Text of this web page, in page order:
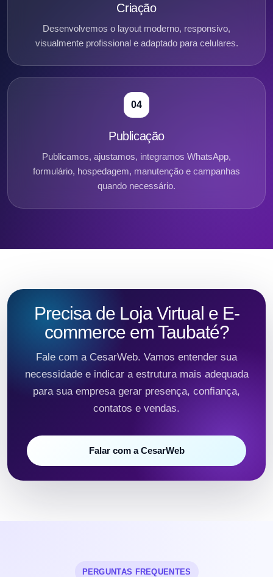
Criação
Desenvolvemos o layout moderno, responsivo,
visualmente profissional e adaptado para celulares.
04
Publicação
Publicamos, ajustamos, integramos WhatsApp,
formulário, hospedagem, manutenção e campanhas
quando necessário.
Precisa de Loja Virtual e E-
commerce em Taubaté?
Fale com a CesarWeb. Vamos entender sua
necessidade e indicar a estrutura mais adequada
para sua empresa gerar presença, confiança,
contatos e vendas.
Falar com a CesarWeb
PERGUNTAS FREQUENTES